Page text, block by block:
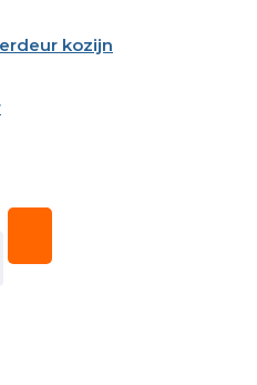
kozijn